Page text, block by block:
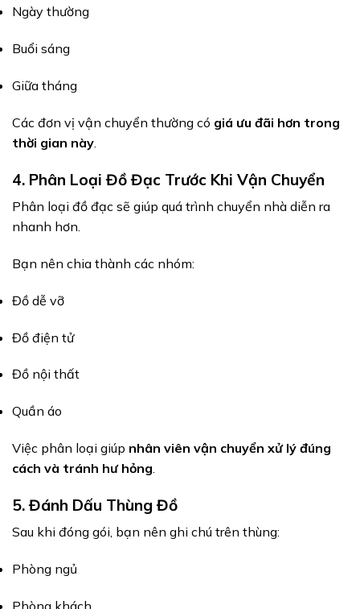
Ngày thường
Buổi sáng
Giữa tháng
Các đơn vị vận chuyển thường có giá ưu đãi hơn trong
thời gian này
4. Phân Loại Đồ Đạc Trước Khi Vận Chuyển
Phân loại đồ đạc sẽ giúp quá trình chuyển nhà diễn ra
nhanh hơn.
Bạn nên chia thành các nhóm:
Đồ dễ vỡ
Đồ điện tử
Đồ nội thất
Quần áo
Việc phân loại giúp nhân viên vận chuyển xử lý đúng
cách và tránh hư hỏng.
5. Đánh Dấu Thùng Đồ
Sau khi đóng gói, bạn nên ghi chú trên thùng:
Phòng ngủ